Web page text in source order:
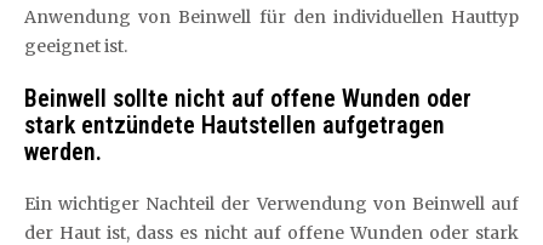
Anwendung von Beinwell für den individuellen Hauttyp
geeignet ist.
Beinwell sollte nicht auf offene Wunden oder
stark entzündete Hautstellen aufgetragen
werden.
Ein wichtiger Nachteil der Verwendung von Beinwell auf
der Haut ist, dass es nicht auf offene Wunden oder stark